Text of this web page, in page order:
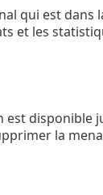
qui est dans
et les
disponible
la